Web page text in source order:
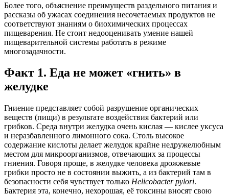
Более того, объяснение преимуществ раздельного питания и
рассказы об ужасах соединения несочетаемых продуктов не
соответствуют знаниям о биохимических процессах
пищеварения. Не стоит недооценивать умение нашей
пищеварительной системы работать в режиме
многозадачности.
Факт 1. Еда не может «гнить» в
желудке
Гниение представляет собой разрушение органических
веществ (пищи) в результате воздействия бактерий или
грибков. Среда внутри желудка очень кислая — кислее уксуса
и неразбавленного лимонного сока. Столь высокое
содержание кислоты делает желудок крайне недружелюбным
местом для микроорганизмов, отвечающих за процессы
гниения. Говоря проще, в желудке человека дрожжевые
грибки просто не в состоянии выжить, а из бактерий там в
безопасности себя чувствует только Helicobacter pylori.
Бактерия эта, конечно, нехорошая, её токсины вносят свою